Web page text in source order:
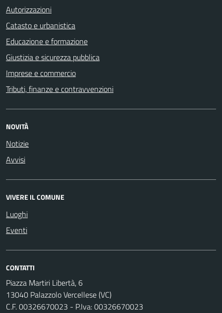
Autorizzazioni
Catasto e urbanistica
Educazione e formazione
Giustizia e sicurezza pubblica
Imprese e commercio
Tributi, finanze e contravvenzioni
NOVITÀ
Notizie
Avvisi
VIVERE IL COMUNE
Luoghi
Eventi
CONTATTI
Piazza Martiri Libertà, 6
13040 Palazzolo Vercellese (VC)
C.F. 00326670023 - P.Iva: 00326670023